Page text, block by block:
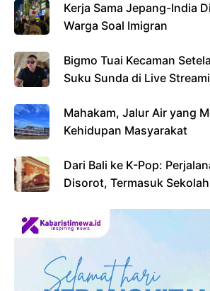
Kerja Sama Jepang-India
Warga Soal Imigran
Bigmo Tuai Kecaman
Suku Sunda di Live
Mahakam, Jalur Air yang
Kehidupan Masyarakat
Dari Bali ke K-Pop:
Disorot, Termasuk